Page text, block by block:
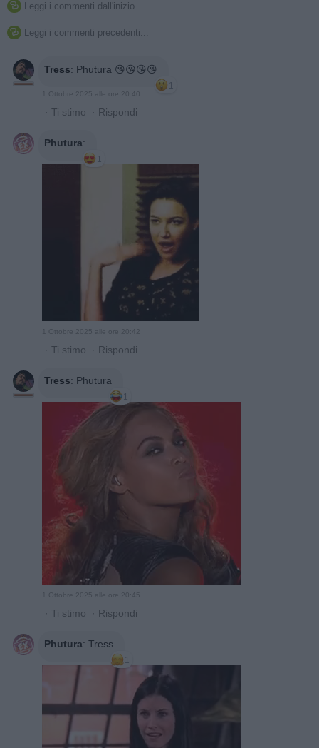
 Leggi i commenti dall'inizio...
 Leggi i commenti precedenti...
Tress: Phutura 😘😘😘😘
1
· Ti stimo · Rispondi
Phutura:
1
· Ti stimo · Rispondi
Tress: Phutura
1
· Ti stimo · Rispondi
Phutura: Tress
1